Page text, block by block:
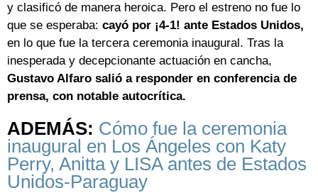
y clasificó de manera heroica. Pero el estreno no fue lo
que se esperaba: cayó por ¡4-1! ante Estados Unidos,
en lo que fue la tercera ceremonia inaugural. Tras la
inesperada y decepcionante actuación en cancha,
Gustavo Alfaro salió a responder en conferencia de
prensa, con notable autocrítica.
ADEMÁS: Cómo fue la ceremonia
inaugural en Los Ángeles con Katy
Perry, Anitta y LISA antes de Estados
Unidos-Paraguay